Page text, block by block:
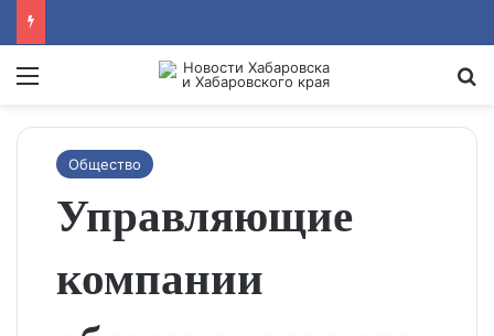
Menu
Общество
Управляющие
компании